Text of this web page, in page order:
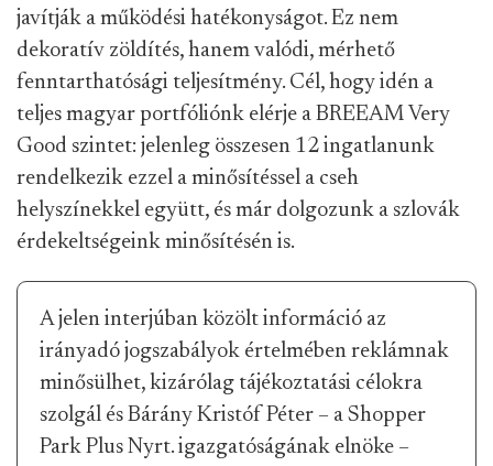
javítják a működési hatékonyságot. Ez nem
dekoratív zöldítés, hanem valódi, mérhető
fenntarthatósági teljesítmény. Cél, hogy idén a
teljes magyar portfóliónk elérje a BREEAM Very
Good szintet: jelenleg összesen 12 ingatlanunk
rendelkezik ezzel a minősítéssel a cseh
helyszínekkel együtt, és már dolgozunk a szlovák
érdekeltségeink minősítésén is.
A jelen interjúban közölt információ az
irányadó jogszabályok értelmében reklámnak
minősülhet, kizárólag tájékoztatási célokra
szolgál és Bárány Kristóf Péter – a Shopper
Park Plus Nyrt. igazgatóságának elnöke –